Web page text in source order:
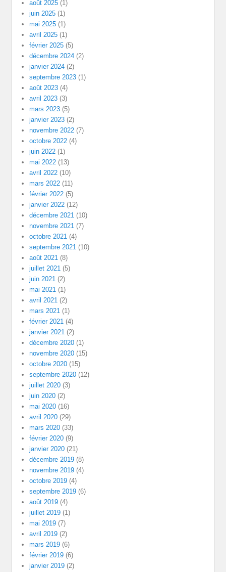
août 2025 (1)
juin 2025 (1)
mai 2025 (1)
avril 2025 (1)
février 2025 (5)
décembre 2024 (2)
janvier 2024 (2)
septembre 2023 (1)
août 2023 (4)
avril 2023 (3)
mars 2023 (5)
janvier 2023 (2)
novembre 2022 (7)
octobre 2022 (4)
juin 2022 (1)
mai 2022 (13)
avril 2022 (10)
mars 2022 (11)
février 2022 (5)
janvier 2022 (12)
décembre 2021 (10)
novembre 2021 (7)
octobre 2021 (4)
septembre 2021 (10)
août 2021 (8)
juillet 2021 (5)
juin 2021 (2)
mai 2021 (1)
avril 2021 (2)
mars 2021 (1)
février 2021 (4)
janvier 2021 (2)
décembre 2020 (1)
novembre 2020 (15)
octobre 2020 (15)
septembre 2020 (12)
juillet 2020 (3)
juin 2020 (2)
mai 2020 (16)
avril 2020 (29)
mars 2020 (33)
février 2020 (9)
janvier 2020 (21)
décembre 2019 (8)
novembre 2019 (4)
octobre 2019 (4)
septembre 2019 (6)
août 2019 (4)
juillet 2019 (1)
mai 2019 (7)
avril 2019 (2)
mars 2019 (6)
février 2019 (6)
janvier 2019 (2)